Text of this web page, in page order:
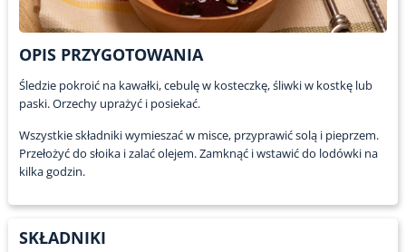
OPIS PRZYGOTOWANIA
Śledzie pokroić na kawałki, cebulę w kosteczkę, śliwki w kostkę lub
paski. Orzechy uprażyć i posiekać.
Wszystkie składniki wymieszać w misce, przyprawić solą i pieprzem.
Przełożyć do słoika i zalać olejem. Zamknąć i wstawić do lodówki na
kilka godzin.
SKŁADNIKI